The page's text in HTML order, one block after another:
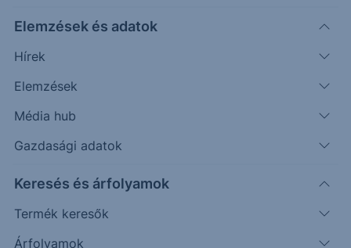
Elemzések és adatok
Hírek
Elemzések
Média hub
Gazdasági adatok
Keresés és árfolyamok
Termék keresők
Árfolyamok
APPLE - 2024/71 - napi
CHART EXTRA
Adrián
folytatódott az emelkedés, ami 223,55-ig jutott